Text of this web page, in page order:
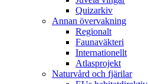
Quizarkiv
Annan övervakning
Regionalt
Faunaväkteri
Internationellt
Atlasprojekt
Naturvård och fjärilar